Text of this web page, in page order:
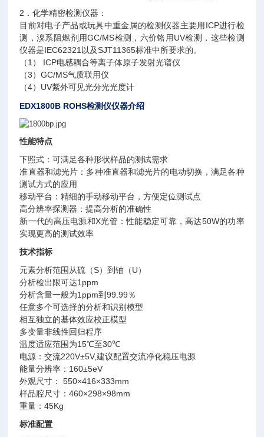
2 ．化学精密检测仪器：
目前对电子产品或玩具中重金属的检测仪器主要用 ICP进行检
测，溴系阻燃剂用GC/MS检测，六价铬用UV检测，这些检测
仪器是IEC62321 以及SJT11365标准中所要求的。
（1 ） ICP电感耦合等离子体原子发射光谱仪
（3）GC/MS气质联用仪
（4） UV紫外可见光分光光度计
EDX1800B ROHS检测仪仪器介绍
性能特点
下照式：可满足各种形状样品的测试需求
准直器和滤光片：多种准直器和滤光片的电动切换，满足各种
测试方式的应用
移动平台：精细的手动移动平台，方便定位测试点
高分辨率探测器：提高分析的准确性
新一代的高压电源和X光管：性能稳定可靠，高达50W的功率
实现更高的测试效率
技术指标
元素分析范围从硫（S）到铀（U）
分析检出限可达1ppm
分析含量一般为1ppm到99.99％
任意多个可选择的分析和识别模型
相互独立的基体效应校正模型
多变量非线性回归程序
温度适应范围为15℃至30℃
电源：交流220V±5V,建议配置交流净化稳压电源
能量分辨率： 160±5eV
外观尺寸：
550×416×333mm
样品腔尺寸：460×298×98mm
重量：45Kg
标准配置